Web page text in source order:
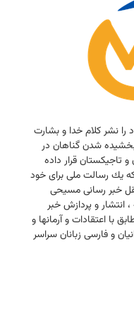
نشر كلام خدا و بشارت
شدن گناهان در
و تاجیكستان قرار داده
یك رسالت ملی برای خود
خبر رسانی مسیحی
انتشار و پردازش خبر
با اعتقادات و آرمانها و
و فارسی زبانان سراسر